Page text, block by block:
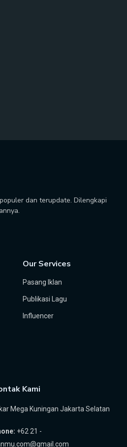
dan terupdate. Dilengkapi
Our Services
Pasang Iklan
Publikasi Lagu
Influencer
Kami
Mega Kuningan Jakarta Selatan
+62 21 -